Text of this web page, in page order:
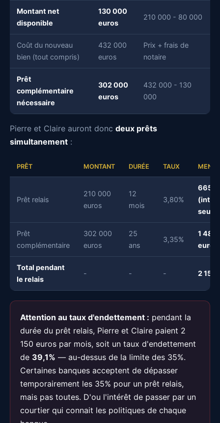
Montant net
disponible
130 000
euros
210 000 - 80 000
Coût du nouveau
bien (tout compris)
432 000
euros
Prix + frais de
notaire
Prêt
complémentaire
nécessaire
302 000
euros
432 000 - 130
000
Pierre et Claire auront donc deux prêts
simultanement :
PRÊT MONTANT DURÉE TAUX
Prêt relais
210 000
euros
12
mois
3,80%
665
seuls)
Prêt
complémentaire
302 000
euros
25
ans
3,35%
1 485
euros
Total pendant
le relais
- - - 2 150
Attention au taux d'endettement : pendant la
durée du prêt relais, Pierre et Claire paient 2
150 euros par mois, soit un taux d'endettement
de 39,1% — au-dessus de la limite des 35%.
Certaines banques acceptent de dépasser
temporairement les 35% pour un prêt relais,
mais pas toutes. D'ou l'intérêt de passer par un
courtier qui connait les politiques de chaque